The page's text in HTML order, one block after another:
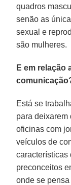
quadros
senão as
sexual e
são mulheres.
E em relação
Está se
para deixarem
oficinas com
veículos de
características
preconceitos
onde se